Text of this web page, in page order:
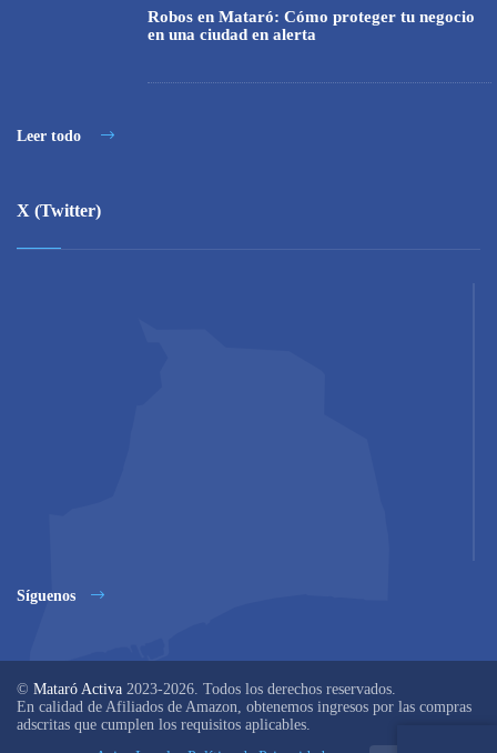
Robos en Mataró: Cómo proteger tu negocio
en una ciudad en alerta
Leer todo
X (Twitter)
Síguenos
© Mataró Activa 2023-2026. Todos los derechos reservados.
En calidad de Afiliados de Amazon, obtenemos ingresos por las compras
adscritas que cumplen los requisitos aplicables.